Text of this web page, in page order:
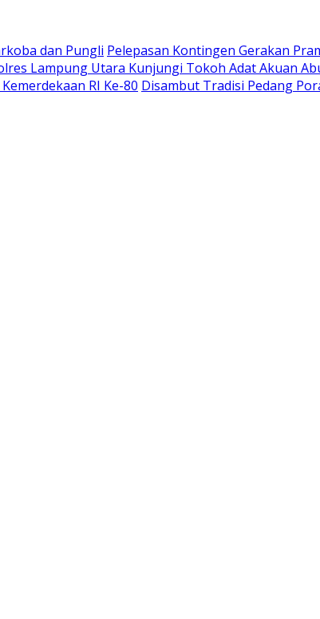
dan Pungli Pelepasan Kontingen Gerakan
Lampung Utara Kunjungi Tokoh Adat Akuan
RI Ke-80 Disambut Tradisi Pedang